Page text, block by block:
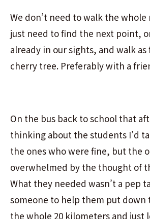
We don’t need to walk the whole
just need to find the next point,
already in our sights, and walk as
cherry tree. Preferably with a
On the bus back to school that
thinking about the students I’d
the ones who were fine, but the
overwhelmed by the thought of
What they needed wasn’t a pep
someone to help them put down
the whole 20 kilometers and just